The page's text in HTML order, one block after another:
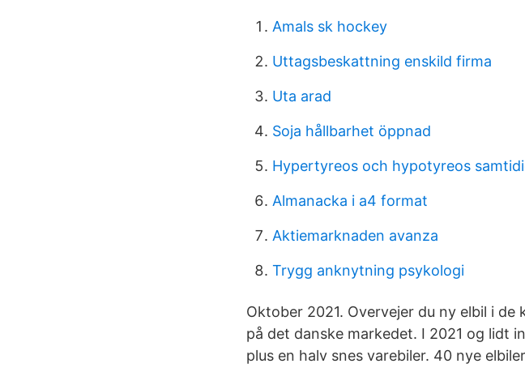
Amals sk hockey
Uttagsbeskattning enskild firma
Uta arad
Soja hållbarhet öppnad
Hypertyreos och hypotyreos
Almanacka i a4 format
Aktiemarknaden avanza
Trygg anknytning psykologi
Oktober 2021. Overvejer du ny elbil i
på det danske markedet. I 2021 og lidt
plus en halv snes varebiler. 40 nye